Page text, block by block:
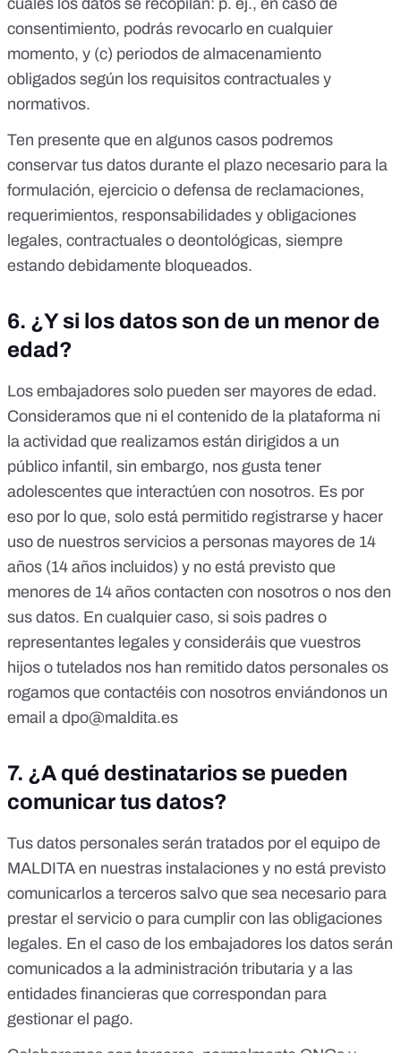
cuales los datos se recopilan: p. ej., en caso de
consentimiento, podrás revocarlo en cualquier
momento, y (c) periodos de almacenamiento
obligados según los requisitos contractuales y
normativos.
Ten presente que en algunos casos podremos
conservar tus datos durante el plazo necesario para la
formulación, ejercicio o defensa de reclamaciones,
requerimientos, responsabilidades y obligaciones
legales, contractuales o deontológicas, siempre
estando debidamente bloqueados.
6. ¿Y si los datos son de un menor de
edad?
Los embajadores solo pueden ser mayores de edad.
Consideramos que ni el contenido de la plataforma ni
la actividad que realizamos están dirigidos a un
público infantil, sin embargo, nos gusta tener
adolescentes que interactúen con nosotros. Es por
eso por lo que, solo está permitido registrarse y hacer
uso de nuestros servicios a personas mayores de 14
años (14 años incluidos) y no está previsto que
menores de 14 años contacten con nosotros o nos den
sus datos. En cualquier caso, si sois padres o
representantes legales y consideráis que vuestros
hijos o tutelados nos han remitido datos personales os
rogamos que contactéis con nosotros enviándonos un
email a dpo@maldita.es
7. ¿A qué destinatarios se pueden
comunicar tus datos?
Tus datos personales serán tratados por el equipo de
MALDITA en nuestras instalaciones y no está previsto
comunicarlos a terceros salvo que sea necesario para
prestar el servicio o para cumplir con las obligaciones
legales. En el caso de los embajadores los datos serán
comunicados a la administración tributaria y a las
entidades financieras que correspondan para
gestionar el pago.